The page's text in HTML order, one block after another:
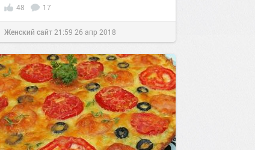
48 17
Женский сайт 21:59 26 апр 2018